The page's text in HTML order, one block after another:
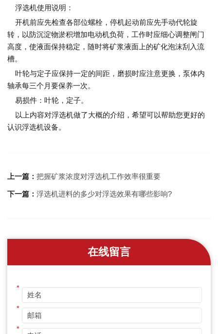
浮选机使用说明：
开机前应先检查各部位螺栓，停机起动前应先手动代轮旋
转，以防沉淀物淤积增加电动机负荷，工作时应细心调整闸门
高度，使液面保持稳定，随时将矿浆液面上的矿化泡沫刮入流
槽。
叶轮与定子应保持一定的间距，磨损时应注意更换，泵体内
轴承每三个月要保养一次。
易损件：叶轮，定子。
以上内容对浮选机做了大概的介绍，希望可以帮助您更好的
认识浮选机设备。
上一篇： 把握矿浆浓度对浮选机工作效率很重要
下一篇： 浮选机进料的多少对浮选效果有哪些影响?
在线留言
*
*
*